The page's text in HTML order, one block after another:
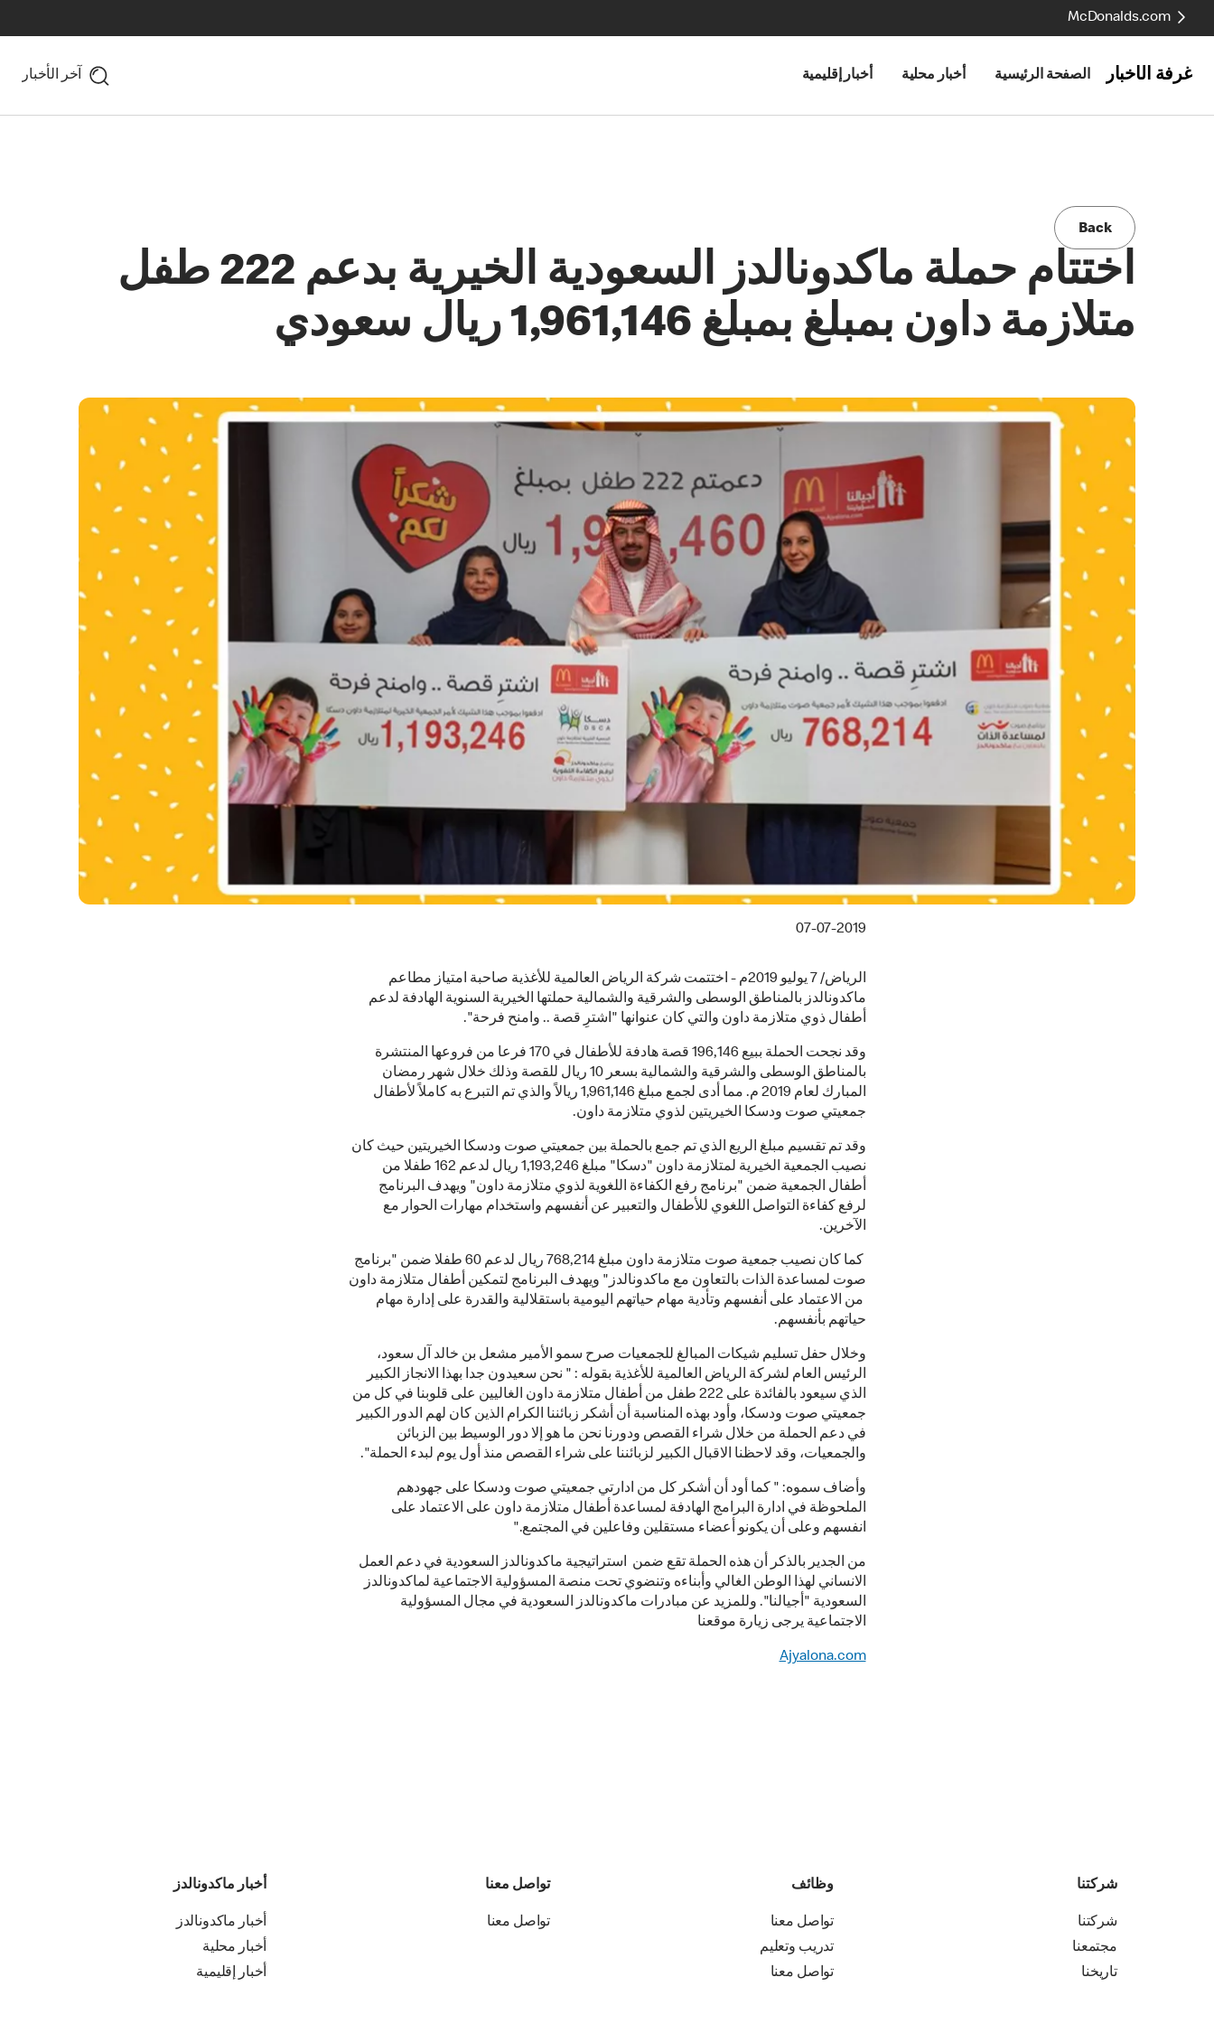
McDonalds.com
غرفة الأخبار الصفحة الرئيسية أخبار محلية أخبار إقليمية آخر الأخبار
Back
اختتام حملة ماكدونالدز السعودية الخيرية بدعم 222 طفل
متلازمة داون بمبلغ بمبلغ 1,961,146 ريال سعودي
07-07-2019
الرياض/ 7 يوليو 2019م - اختتمت شركة الرياض العالمية للأغذية صاحبة امتياز مطاعم
ماكدونالدز بالمناطق الوسطى والشرقية والشمالية حملتها الخيرية السنوية الهادفة لدعم
أطفال ذوي متلازمة داون والتي كان عنوانها "اشترِ قصة .. وامنح فرحة".
وقد نجحت الحملة ببيع 196,146 قصة هادفة للأطفال في 170 فرعا من فروعها المنتشرة
بالمناطق الوسطى والشرقية والشمالية بسعر 10 ريال للقصة وذلك خلال شهر رمضان
المبارك لعام 2019 م. مما أدى لجمع مبلغ 1,961,146 ريالاً والذي تم التبرع به كاملاً لأطفال
جمعيتي صوت ودسكا الخيريتين لذوي متلازمة داون.
وقد تم تقسيم مبلغ الريع الذي تم جمع بالحملة بين جمعيتي صوت ودسكا الخيريتين حيث كان
نصيب الجمعية الخيرية لمتلازمة داون "دسكا" مبلغ 1,193,246 ريال لدعم 162 طفلا من
أطفال الجمعية ضمن "برنامج رفع الكفاءة اللغوية لذوي متلازمة داون" ويهدف البرنامج
لرفع كفاءة التواصل اللغوي للأطفال والتعبير عن أنفسهم واستخدام مهارات الحوار مع
الآخرين.
كما كان نصيب جمعية صوت متلازمة داون مبلغ 768,214 ريال لدعم 60 طفلا ضمن "برنامج
صوت لمساعدة الذات بالتعاون مع ماكدونالدز" ويهدف البرنامج لتمكين أطفال متلازمة داون
من الاعتماد على أنفسهم وتأدية مهام حياتهم اليومية باستقلالية والقدرة على إدارة مهام
حياتهم بأنفسهم.
وخلال حفل تسليم شيكات المبالغ للجمعيات صرح سمو الأمير مشعل بن خالد آل سعود،
الرئيس العام لشركة الرياض العالمية للأغذية بقوله : " نحن سعيدون جدا بهذا الانجاز الكبير
الذي سيعود بالفائدة على 222 طفل من أطفال متلازمة داون الغاليين على قلوبنا في كل من
جمعيتي صوت ودسكا، وأود بهذه المناسبة أن أشكر زبائننا الكرام الذين كان لهم الدور الكبير
في دعم الحملة من خلال شراء القصص ودورنا نحن ما هو إلا دور الوسيط بين الزبائن
والجمعيات، وقد لاحظنا الاقبال الكبير لزبائننا على شراء القصص منذ أول يوم لبدء الحملة".
وأضاف سموه: " كما أود أن أشكر كل من ادارتي جمعيتي صوت ودسكا على جهودهم
الملحوظة في ادارة البرامج الهادفة لمساعدة أطفال متلازمة داون على الاعتماد على
انفسهم وعلى أن يكونو أعضاء مستقلين وفاعلين في المجتمع."
من الجدير بالذكر أن هذه الحملة تقع ضمن استراتيجية ماكدونالدز السعودية في دعم العمل
الانساني لهذا الوطن الغالي وأبناءه وتنضوي تحت منصة المسؤولية الاجتماعية لماكدونالدز
السعودية "أجيالنا". وللمزيد عن مبادرات ماكدونالدز السعودية في مجال المسؤولية
الاجتماعية يرجى زيارة موقعنا
Ajyalona.com
شركتنا
شركتنا
مجتمعنا
تاريخنا
وظائف
تواصل معنا
تدريب وتعليم
تواصل معنا
تواصل معنا
تواصل معنا
أخبار ماكدونالدز
أخبار ماكدونالدز
أخبار محلية
أخبار إقليمية